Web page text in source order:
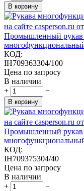
В корзину
Промышленный рукав
КОД:
IH709363304/100
Цена по запросу
В наличии
+
−
В корзину
Промышленный рукав
КОД:
IH709375304/40
Цена по запросу
В наличии
+
−